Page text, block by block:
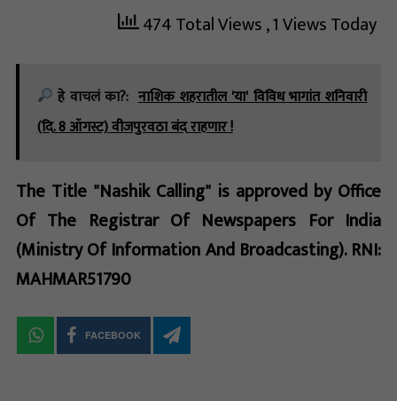
474 Total Views, 1 Views Today
हे वाचलं का?: नाशिक शहरातील 'या' विविध भागांत शनिवारी
(दि. 8 ऑगस्ट) वीजपुरवठा बंद राहणार !
The Title "Nashik Calling" is approved by Office
Of The Registrar Of Newspapers For India
(Ministry Of Information And Broadcasting). RNI:
MAHMAR51790
FACEBOOK